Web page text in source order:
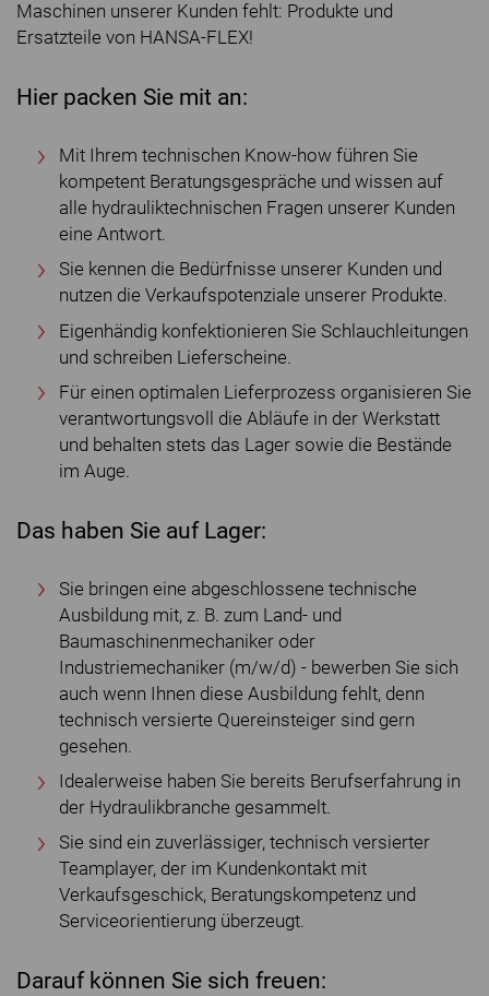
Maschinen unserer Kunden fehlt: Produkte und
Ersatzteile von HANSA-FLEX!
Hier packen Sie mit an:
Mit Ihrem technischen Know-how führen Sie
kompetent Beratungsgespräche und wissen auf
alle hydrauliktechnischen Fragen unserer Kunden
eine Antwort.
Sie kennen die Bedürfnisse unserer Kunden und
nutzen die Verkaufspotenziale unserer Produkte.
Eigenhändig konfektionieren Sie Schlauchleitungen
und schreiben Lieferscheine.
Für einen optimalen Lieferprozess organisieren Sie
verantwortungsvoll die Abläufe in der Werkstatt
und behalten stets das Lager sowie die Bestände
im Auge.
Das haben Sie auf Lager:
Sie bringen eine abgeschlossene technische
Ausbildung mit, z. B. zum Land- und
Baumaschinenmechaniker oder
Industriemechaniker (m/w/d) - bewerben Sie sich
auch wenn Ihnen diese Ausbildung fehlt, denn
technisch versierte Quereinsteiger sind gern
gesehen.
Idealerweise haben Sie bereits Berufserfahrung in
der Hydraulikbranche gesammelt.
Sie sind ein zuverlässiger, technisch versierter
Teamplayer, der im Kundenkontakt mit
Verkaufsgeschick, Beratungskompetenz und
Serviceorientierung überzeugt.
Darauf können Sie sich freuen: